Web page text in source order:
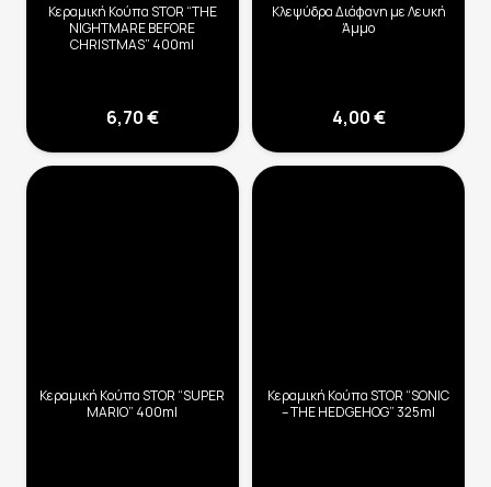
Κεραμική Κούπα STOR “THE
NIGHTMARE BEFORE
CHRISTMAS” 400ml
6,70€
Κλεψύδρα Διάφανη με Λευκή
Άμμο
4,00€
Κεραμική Κούπα STOR “SUPER
MARIO” 400ml
Κεραμική Κούπα STOR “SONIC
– THE HEDGEHOG” 325ml